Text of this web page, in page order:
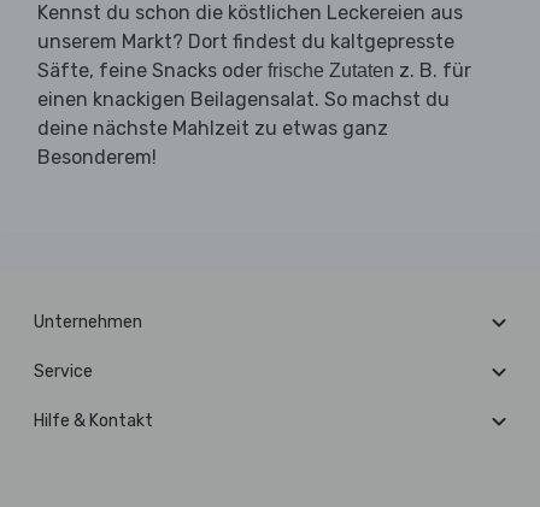
Kennst du schon die köstlichen Leckereien aus
unserem Markt? Dort findest du kaltgepresste
Säfte, feine Snacks oder frische Zutaten z. B. für
einen knackigen Beilagensalat. So machst du
deine nächste Mahlzeit zu etwas ganz
Besonderem!
Unternehmen
Service
Hilfe & Kontakt